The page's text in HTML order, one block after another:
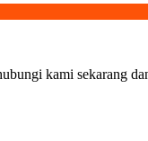
kami sekarang